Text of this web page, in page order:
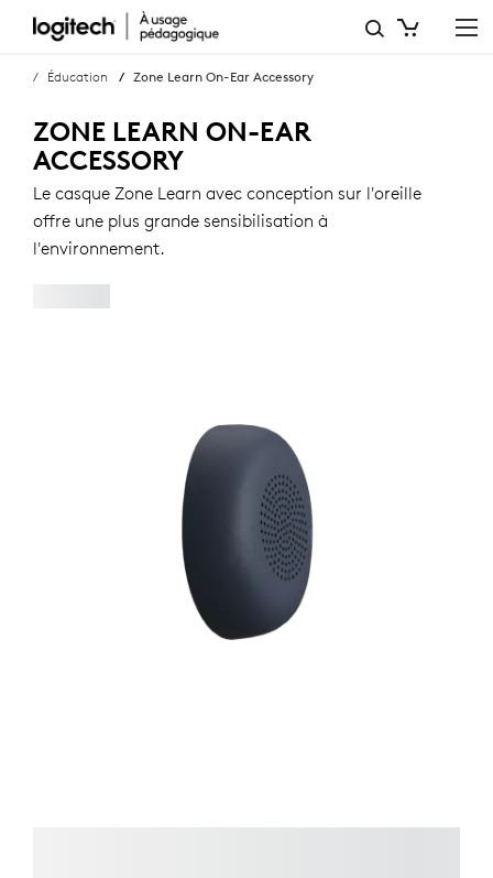
ACCESSOIRE
SUPRA-
AURICULAIRE
ZONE
LEARN
Éducation Zone Learn On-Ear Accessory
ZONE LEARN ON-EAR
ACCESSORY
Le casque Zone Learn avec conception sur l'oreille
offre une plus grande sensibilisation à
l'environnement.